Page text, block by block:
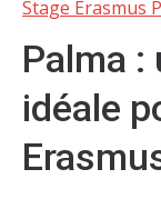
Stage Erasmus
Palma
idéale